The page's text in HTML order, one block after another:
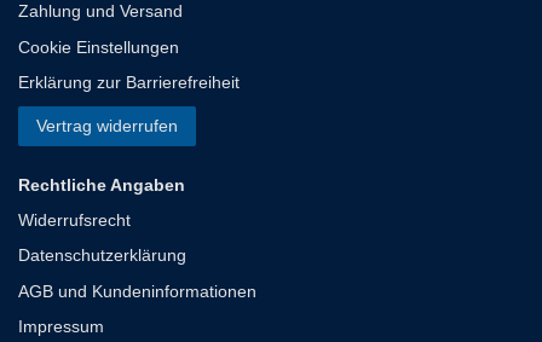
Zahlung und Versand
Cookie Einstellungen
Erklärung zur Barrierefreiheit
Vertrag widerrufen
Rechtliche Angaben
Widerrufsrecht
Datenschutzerklärung
AGB und Kundeninformationen
Impressum